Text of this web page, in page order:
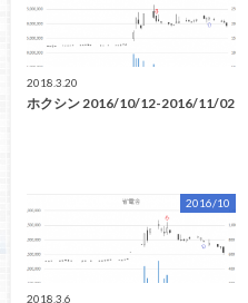
2018.3.20
ホクシン 2016/10/12-2016/11/02
2016/10
2018.3.6